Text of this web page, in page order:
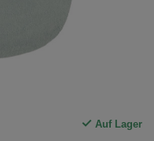
Auf Lager